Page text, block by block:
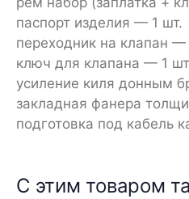
паспорт изделия — 1 шт.
переходник на клапан —
ключ для клапана — 1
усиление киля донным
закладная фанера
подготовка под кабель
С этим товаром